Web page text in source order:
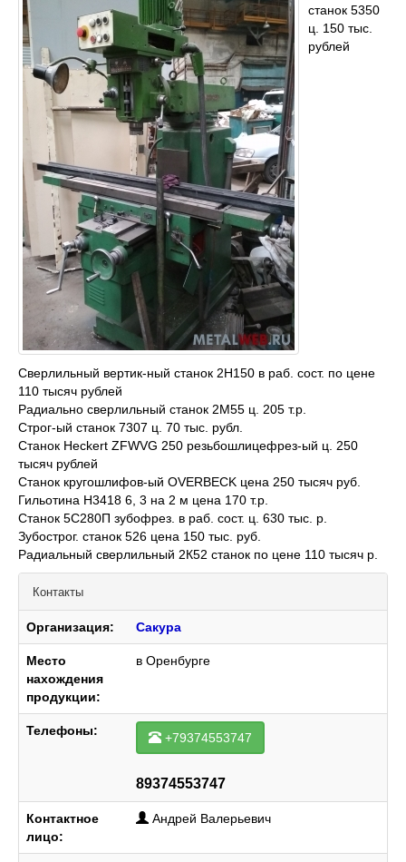
станок 5350
ц. 150 тыс.
рублей
Сверлильный вертик-ный станок 2Н150 в раб. сост. по цене
110 тысяч рублей
Радиально сверлильный станок 2М55 ц. 205 т.р.
Строг-ый станок 7307 ц. 70 тыс. рубл.
Станок Heckert ZFWVG 250 резьбошлицефрез-ый ц. 250
тысяч рублей
Станок кругошлифов-ый OVERBECK цена 250 тысяч руб.
Гильотина H3418 6, 3 на 2 м цена 170 т.р.
Станок 5С280П зубофрез. в раб. сост. ц. 630 тыс. р.
Зубострог. станок 526 цена 150 тыс. руб.
Радиальный сверлильный 2К52 станок по цене 110 тысяч р.
Контакты
Организация: Сакура
Место
нахождения
продукции:
в Оренбурге
Телефоны: +79374553747
89374553747
Контактное
лицо:
Андрей Валерьевич